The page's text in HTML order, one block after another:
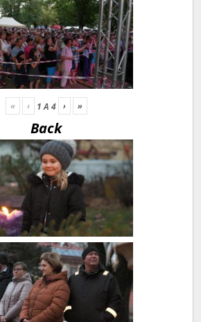
« ‹ 1A 4 › »
Back